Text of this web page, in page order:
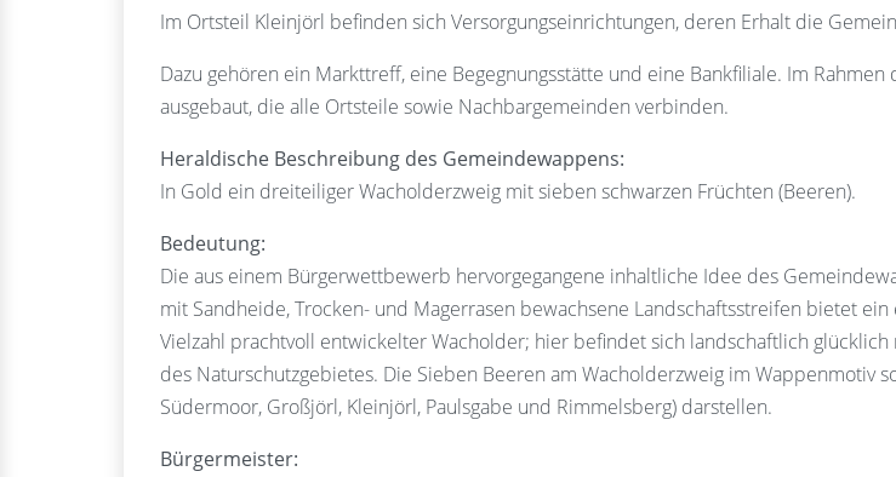
Im Ortsteil Kleinjörl befinden sich Versorgungseinrichtungen, deren Erhalt die
Dazu gehören ein Markttreff, eine Begegnungsstätte und eine Bankfiliale. Im
ausgebaut, die alle Ortsteile sowie Nachbargemeinden verbinden.
Heraldische Beschreibung des Gemeindewappens:
In Gold ein dreiteiliger Wacholderzweig mit sieben schwarzen Früchten (Beeren).
Bedeutung:
Die aus einem Bürgerwettbewerb hervorgegangene inhaltliche Idee des
mit Sandheide, Trocken- und Magerrasen bewachsene Landschaftsstreifen bietet
Vielzahl prachtvoll entwickelter Wacholder; hier befindet sich landschaftlich
des Naturschutzgebietes. Die Sieben Beeren am Wacholderzweig im Wappenmotiv
Südermoor, Großjörl, Kleinjörl, Paulsgabe und Rimmelsberg) darstellen.
Bürgermeister: